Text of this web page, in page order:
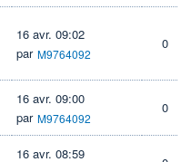
16 avr. 09:02
par M9764092
0
16 avr. 09:00
par M9764092
0
16 avr. 08:59